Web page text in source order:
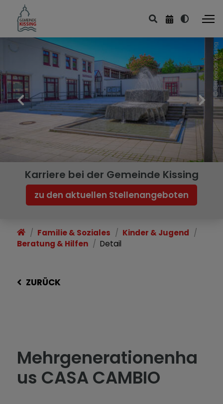
Gemeinde Kissing
Karriere bei der Gemeinde Kissing
zu den aktuellen Stellenangeboten
Familie & Soziales
Kinder & Jugend
Beratung & Hilfen
Detail
ZURÜCK
Mehrgenerationenha
us CASA CAMBIO